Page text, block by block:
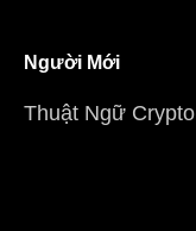
Người Mới
Thuật Ngữ Crypto